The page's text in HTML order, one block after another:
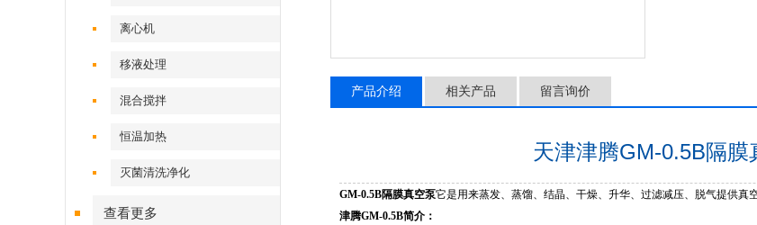
离心机
移液处理
混合搅拌
恒温加热
灭菌清洗净化
查看更多
产品介绍 相关产品 留言询价
天津津腾GM-0.5B隔膜
GM-0.5B隔膜真空泵它是用来蒸发、蒸馏、结晶、干燥、升华、过滤减压、脱气提供真
津腾GM-0.5B简介：